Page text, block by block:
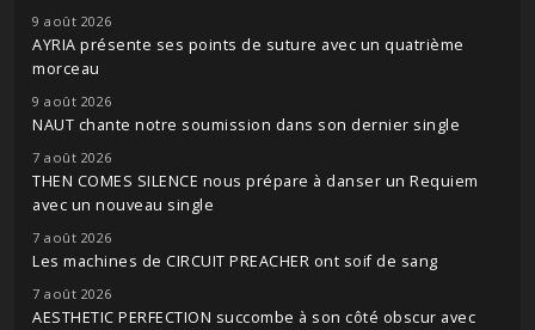
9 août 2026
AYRIA présente ses points de suture avec un quatrième
morceau
9 août 2026
NAUT chante notre soumission dans son dernier single
7 août 2026
THEN COMES SILENCE nous prépare à danser un Requiem
avec un nouveau single
7 août 2026
Les machines de CIRCUIT PREACHER ont soif de sang
7 août 2026
AESTHETIC PERFECTION succombe à son côté obscur avec